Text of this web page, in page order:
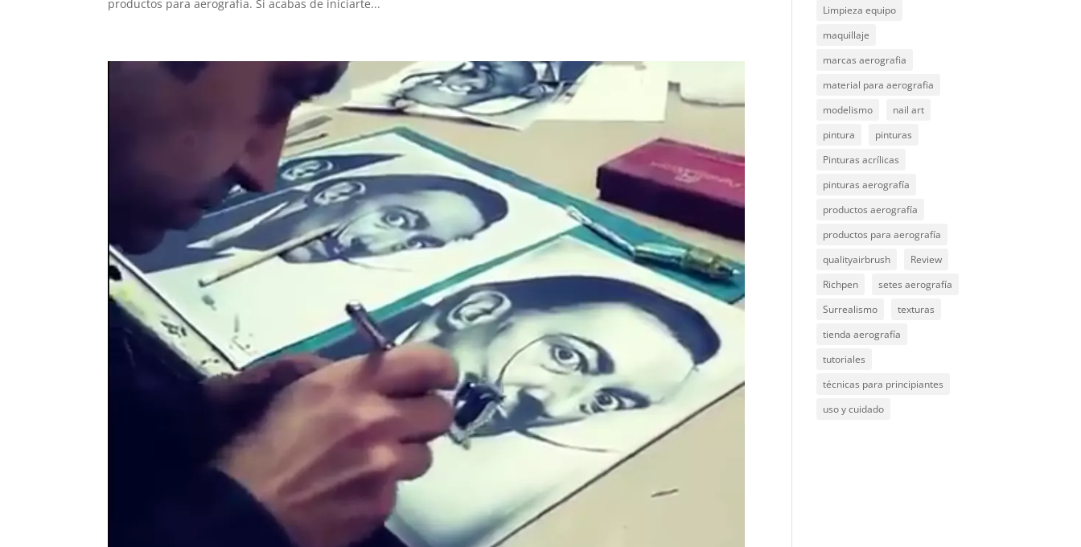
productos para aerografía. Si acabas de iniciarte...
Limpieza equipo
maquillaje
marcas aerografia
material para aerografia
modelismo
nail art
pintura
pinturas
Pinturas acrílicas
pinturas aerografía
productos aerografía
productos para aerografía
qualityairbrush
Review
Richpen
setes aerografía
Surrealismo
texturas
tienda aerografía
tutoriales
técnicas para principiantes
uso y cuidado